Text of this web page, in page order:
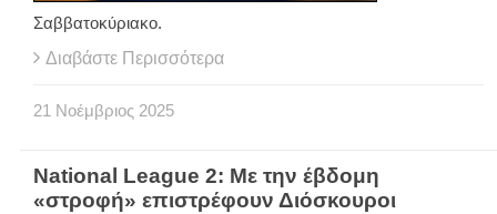
Σαββατοκύριακο.
Διαβάστε Περισσότερα
21 Νοέμβριος 2025
National League 2: Με την έβδομη
«στροφή» επιστρέφουν Διόσκουροι